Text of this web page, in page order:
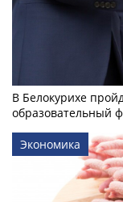
В Белокурихе
образовательный
Экономика